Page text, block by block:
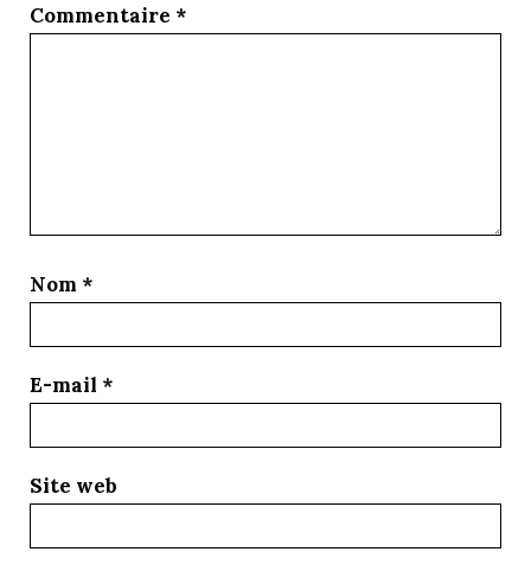
Commentaire *
Nom *
E-mail *
Site web